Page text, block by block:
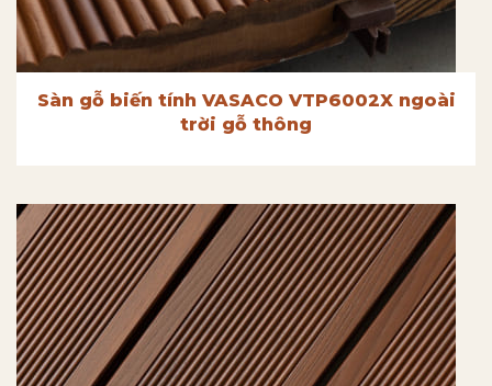
Sàn gỗ biến tính VASACO VTP6002X ngoài
trời gỗ thông